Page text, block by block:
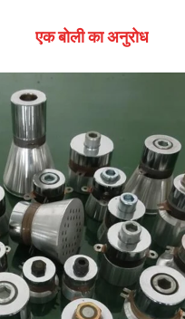
एक बोली का अनुरोध